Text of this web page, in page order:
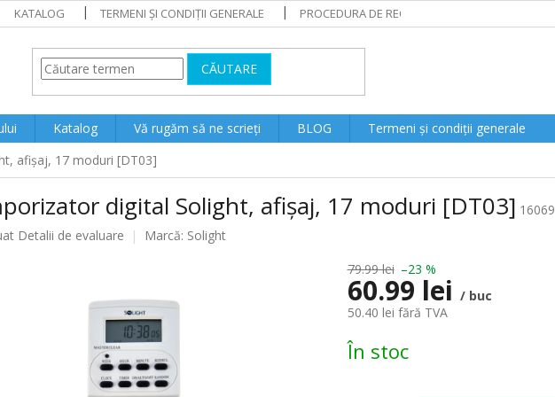
KATALOG TERMENI ȘI CONDIȚII GENERALE PROCEDURA DE RECLAMAȚII
CĂUTARE
Katalog Vă rugăm să ne scrieți BLOG
Termeni și condiții generale
afișaj, 17 moduri [DT03]
digital Solight, afișaj, 17 moduri [DT03] 16069
Detalii de evaluare Marcă: Solight
79.99 lei –23 %
60.99 lei / buc
50.40 lei fără TVA
Evaluare
preţ:
În stoc